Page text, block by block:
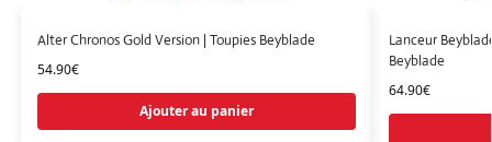
Alter Chronos Gold Version | Toupies Beyblade
54.90€
Ajouter au panier
Lanceur
Beyblade
64.90€